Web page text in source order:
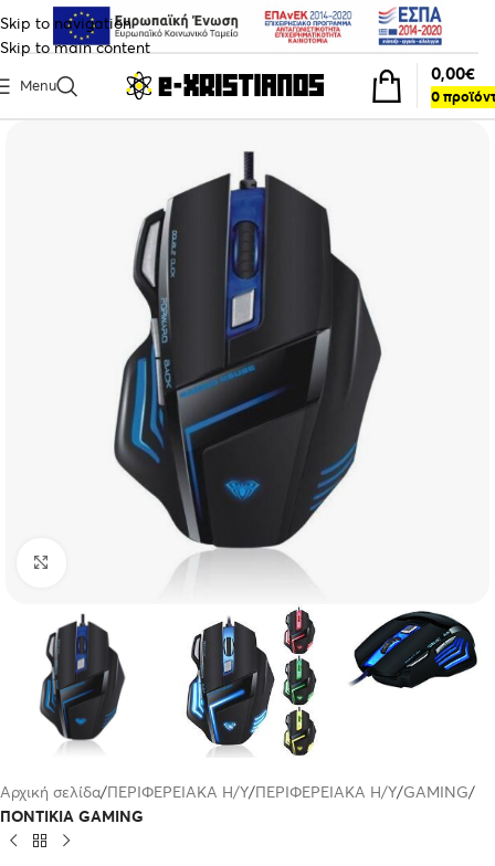
Skip to navigation
Skip to main content
Menu
0
0,00€
Αρχική σελίδα ΠΕΡΙΦΕΡΕΙΑΚΑ Η/Υ ΠΕΡΙΦΕΡΕΙΑΚΑ Η/Υ GAMING
ΠΟΝΤΙΚΙΑ GAMING